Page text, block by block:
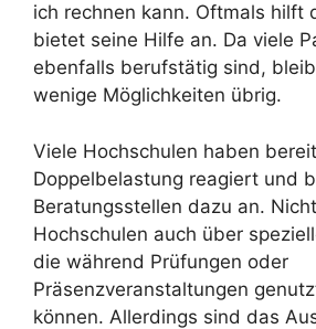
ich rechnen kann. Oftmals hilft
bietet seine Hilfe an. Da viele
ebenfalls berufstätig sind,
wenige Möglichkeiten übrig.
Viele Hochschulen haben
Doppelbelastung reagiert und
Beratungsstellen dazu an.
Hochschulen auch über
die während Prüfungen oder
Präsenzveranstaltungen
können. Allerdings sind das